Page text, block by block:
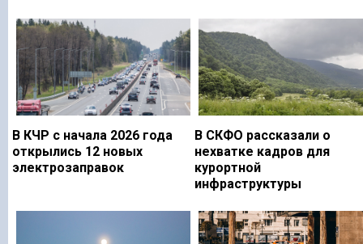
В КЧР с начала 2026 года
открылись 12 новых
электрозаправок
В СКФО рассказали о
нехватке кадров для
курортной
инфраструктуры